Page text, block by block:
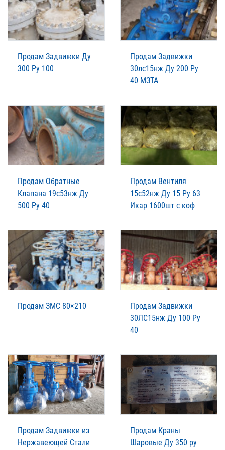
Продам Задвижки Ду
300 Ру 100
Продам Задвижки
30лс15нж Ду 200 Ру
40 МЗТА
Продам Обратные
Клапана 19с53нж Ду
500 Ру 40
Продам Вентиля
15с52нж Ду 15 Ру 63
Икар 1600шт с коф
Продам ЗМС 80×210
Продам Задвижки
30ЛС15нж Ду 100 Ру
40
Продам Задвижки из
Нержавеющей Стали
Продам Краны
Шаровые Ду 350 ру